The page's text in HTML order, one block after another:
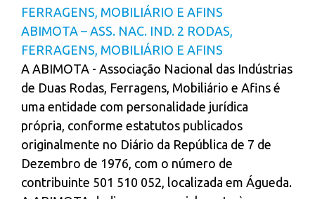
ABIMOTA – ASS. NAC. IND. 2 RODAS,
FERRAGENS, MOBILIÁRIO E AFINS
A ABIMOTA - Associação Nacional das Indústrias
de Duas Rodas, Ferragens, Mobiliário e Afins é
uma entidade com personalidade jurídica
própria, conforme estatutos publicados
originalmente no Diário da República de 7 de
Dezembro de 1976, com o número de
contribuinte 501 510 052, localizada em Águeda.